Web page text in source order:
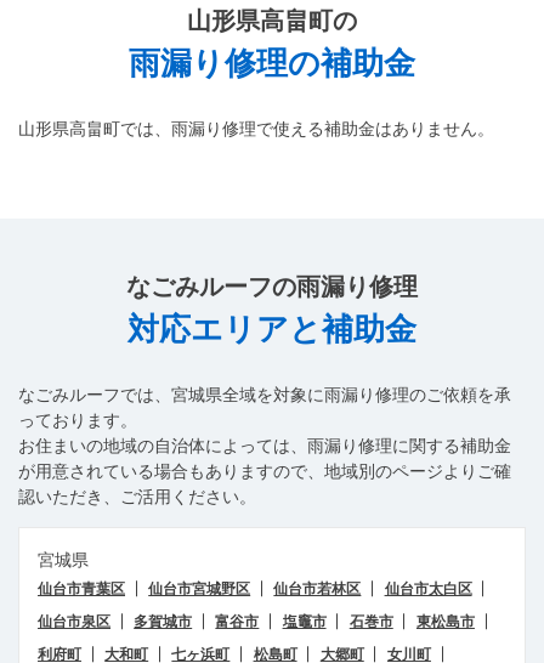
LINEで相談する
受付24時間365日
お問い合わせ
0120-313-626
山形県高畠町の
雨漏り修理の補助金
山形県高畠町では、雨漏り修理で使える補助金はありません。
なごみルーフの雨漏り修理
対応エリアと補助金
なごみルーフでは、宮城県全域を対象に雨漏り修理のご依頼を承
っております。
お住まいの地域の自治体によっては、雨漏り修理に関する補助金
が用意されている場合もありますので、地域別のページよりご確
認いただき、ご活用ください。
宮城県
仙台市青葉区 仙台市宮城野区 仙台市若林区
仙台市太白区
仙台市泉区
多賀城市 富谷市 塩竈市 石巻市
東松島市
利府町
大和町 七ヶ浜町 松島町 大郷町 女川町